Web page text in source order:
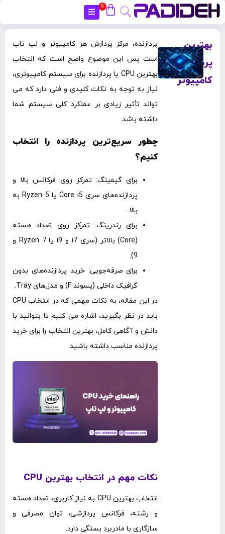
0
بهترین
پردازنده
کامپیوتر
پردازنده، مرکز پردازش هر کامپیوتر و لپ تاپ
است پس این موضوع واضح است که انتخاب
بهترین CPU یا پردازنده برای سیستم کامپیوتری،
نیاز به توجه به نکات کلیدی و فنی دارد که می
‌تواند تأثیر زیادی بر عملکرد کلی سیستم شما
داشته باشد.
چطور سریع‌ترین پردازنده را انتخاب
کنیم؟
برای گیمینگ: تمرکز روی فرکانس بالا و
پردازنده‌های سری Core i5 یا Ryzen 5 به
بالا.
برای رندرینگ: تمرکز روی تعداد هسته
(Core) بالاتر (سری i7 و i9 یا Ryzen 7 و
9).
برای صرفه‌جویی: خرید پردازنده‌های بدون
گرافیک داخلی (پسوند F) و مدل‌های Tray.
در این مقاله، به نکات مهمی که در انتخاب CPU
باید در نظر بگیرید، اشاره می ‌کنیم تا بتوانید با
دانش و آگاهی کامل، بهترین انتخاب را برای خرید
پردازنده مناسب داشته باشید.
نکات مهم در انتخاب بهترین CPU
انتخاب بهترین CPU به نیاز کاربری، تعداد هسته
و رشته، فرکانس پردازشی، توان مصرفی و
سازگاری با مادربرد بستگی دارد.
بستن